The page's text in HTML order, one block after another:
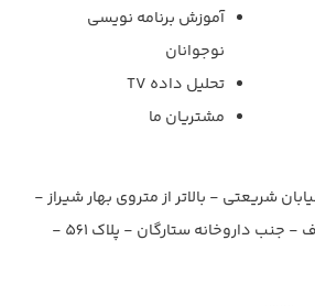
آموزش برنامه نویسی
نوجوانان
تحلیل داده TV
مشتریان ما
شریعتی - بالاتر از متروی بهار شیراز -
روبروی اتاق اصناف - جنب داروخانه ستارگان - پلاک 561 -